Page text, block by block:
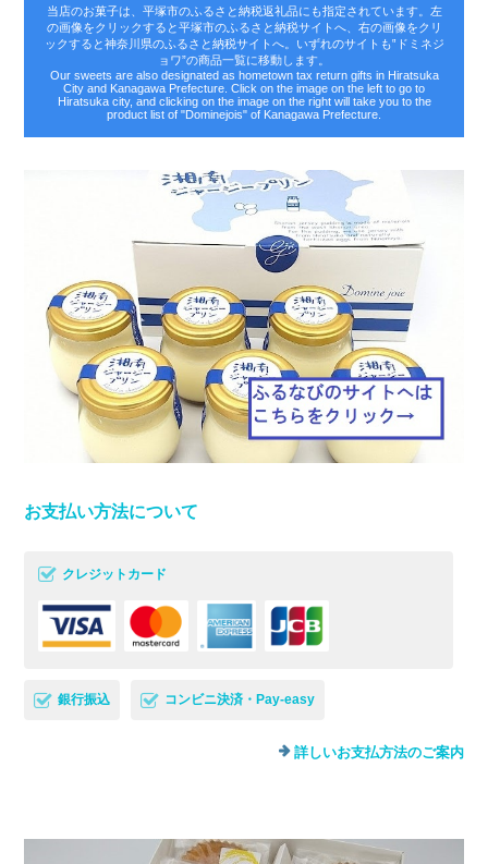
当店のお菓子は、平塚市のふるさと納税返礼品にも指定されています。左
の画像をクリックすると平塚市のふるさと納税サイトへ、右の画像をクリ
ックすると神奈川県のふるさと納税サイトへ。いずれのサイトも‟ドミネジ
ョワ”の商品一覧に移動します。
Our sweets are also designated as hometown tax return gifts in Hiratsuka
City and Kanagawa Prefecture. Click on the image on the left to go to
Hiratsuka city, and clicking on the image on the right will take you to the
product list of "Dominejois" of Kanagawa Prefecture.
お支払い方法について
クレジットカード
銀行振込 コンビニ決済・Pay-easy
詳しいお支払方法のご案内